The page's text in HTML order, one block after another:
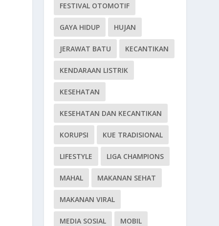
FESTIVAL OTOMOTIF
GAYA HIDUP HUJAN
JERAWAT BATU KECANTIKAN
KENDARAAN LISTRIK
KESEHATAN
KESEHATAN DAN KECANTIKAN
KORUPSI KUE TRADISIONAL
LIFESTYLE LIGA CHAMPIONS
MAHAL MAKANAN SEHAT
MAKANAN VIRAL
MEDIA SOSIAL MOBIL